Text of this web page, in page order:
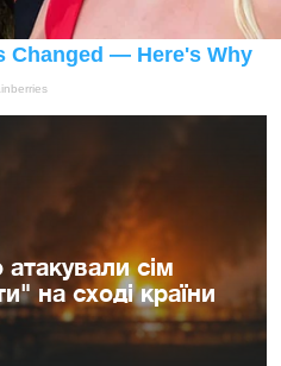
сім
на сході країни